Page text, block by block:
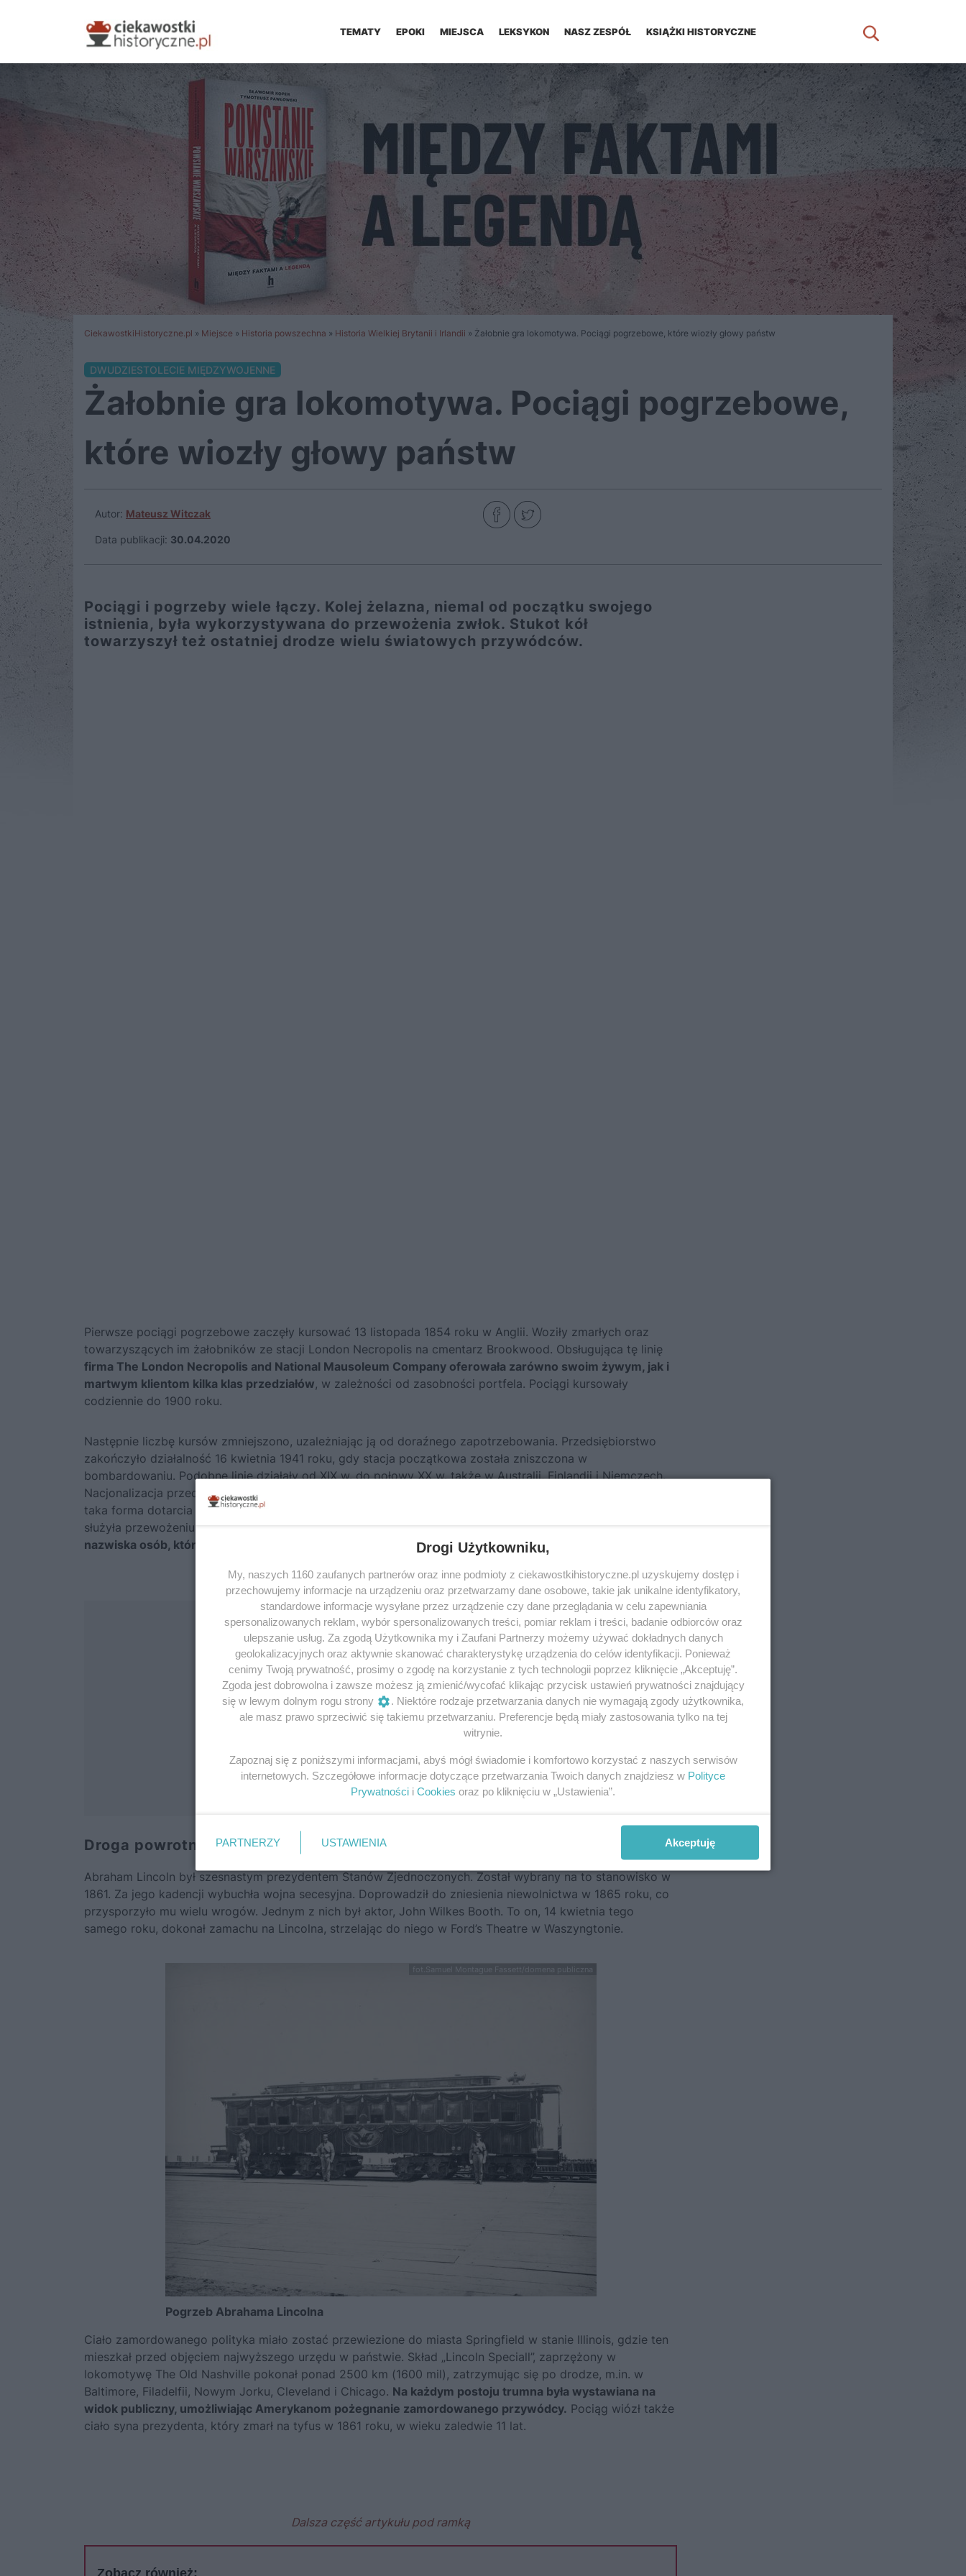
TEMATY EPOKI MIEJSCA LEKSYKON NASZ ZESPÓŁ KSIĄŻKI HISTORYCZNE
CiekawostkiHistoryczne.pl » Miejsce » Historia powszechna » Historia Wielkiej Brytanii i Irlandii » Żałobnie gra lokomotywa. Pociągi pogrzebowe, które wiozły głowy państw
DWUDZIESTOLECIE MIĘDZYWOJENNE
Żałobnie gra lokomotywa. Pociągi pogrzebowe,
które wiozły głowy państw
Autor: Mateusz Witczak
Data publikacji: 30.04.2020
Pociągi i pogrzeby wiele łączy. Kolej żelazna, niemal od początku swojego
istnienia, była wykorzystywana do przewożenia zwłok. Stukot kół
towarzyszył też ostatniej drodze wielu światowych przywódców.
Pierwsze pociągi pogrzebowe zaczęły kursować 13 listopada 1854 roku w Anglii. Woziły zmarłych oraz
towarzyszących im żałobników ze stacji London Necropolis na cmentarz Brookwood. Obsługująca tę linię
firma The London Necropolis and National Mausoleum Company oferowała zarówno swoim żywym, jak i
martwym klientom kilka klas przedziałów, w zależności od zasobności portfela. Pociągi kursowały
codziennie do 1900 roku.
Następnie liczbę kursów zmniejszono, uzależniając ją od doraźnego zapotrzebowania. Przedsiębiorstwo
zakończyło działalność 16 kwietnia 1941 roku, gdy stacja początkowa została zniszczona w
bombardowaniu. Podobne linie działały od XIX w. do połowy XX w. także w Australii, Finlandii i Niemczech.
Nacjonalizacja przedsiębiorstw kolejowych i coraz bardziej restrykcyjne przepisy sanitarne, sprawiły, że
taka forma dotarcia na pogrzeb traciła na popularności. Nie oznacza to, że zanikła zupełnie. Kolej nadal
służyła przewożeniu doczesnych szczątek przywódców państw i mężów stanu.
nazwiska osób, które odcisnęły znaczące piętno na historii świata.
Droga powrotna do domu
Abraham Lincoln był szesnastym prezydentem Stanów Zjednoczonych. Został wybrany na to stanowisko w
1861. Za jego kadencji wybuchła wojna secesyjna. Doprowadził do zniesienia niewolnictwa w 1865 roku, co
przysporzyło mu wielu wrogów. Jednym z nich był aktor, John Wilkes Booth. To on, 14 kwietnia tego
samego roku, dokonał zamachu na Lincolna, strzelając do niego w Ford’s Theatre w Waszyngtonie.
fot.Samuel Montague Fassett/domena publiczna
Pogrzeb Abrahama Lincolna
Ciało zamordowanego polityka miało zostać przewiezione do miasta Springfield w stanie Illinois, gdzie ten
mieszkał przed objęciem najwyższego urzędu w państwie. Skład „Lincoln Speciall”, zaprzężony w
lokomotywę The Old Nashville pokonał ponad 2500 km (1600 mil), zatrzymując się po drodze, m.in. w
Baltimore, Filadelfii, Nowym Jorku, Cleveland i Chicago. Na każdym postoju trumna była wystawiana na
widok publiczny, umożliwiając Amerykanom pożegnanie zamordowanego przywódcy. Pociąg wiózł także
ciało syna prezydenta, który zmarł na tyfus w 1861 roku, w wieku zaledwie 11 lat.
Dalsza część artykułu pod ramką
Zobacz również:
Drogi Użytkowniku,
My, naszych 1160 zaufanych partnerów oraz inne podmioty z ciekawostkihistoryczne.pl uzyskujemy dostęp i
przechowujemy informacje na urządzeniu oraz przetwarzamy dane osobowe, takie jak unikalne identyfikatory,
standardowe informacje wysyłane przez urządzenie czy dane przeglądania w celu zapewniania
spersonalizowanych reklam, wybór spersonalizowanych treści, pomiar reklam i treści, badanie odbiorców oraz
ulepszanie usług. Za zgodą Użytkownika my i Zaufani Partnerzy możemy używać dokładnych danych
geolokalizacyjnych oraz aktywnie skanować charakterystykę urządzenia do celów identyfikacji. Ponieważ
cenimy Twoją prywatność, prosimy o zgodę na korzystanie z tych technologii poprzez kliknięcie „Akceptuję”.
Zgoda jest dobrowolna i zawsze możesz ją zmienić/wycofać klikając przycisk ustawień prywatności znajdujący
się w lewym dolnym rogu strony
. Niektóre rodzaje przetwarzania danych nie wymagają zgody użytkownika,
ale masz prawo sprzeciwić się takiemu przetwarzaniu. Preferencje będą miały zastosowania tylko na tej
witrynie.
Zapoznaj się z poniższymi informacjami, abyś mógł świadomie i komfortowo korzystać z naszych serwisów
internetowych. Szczegółowe informacje dotyczące przetwarzania Twoich danych znajdziesz w Polityce
Prywatności i Cookies oraz po kliknięciu w „Ustawienia”.
PARTNERZY USTAWIENIA Akceptuję